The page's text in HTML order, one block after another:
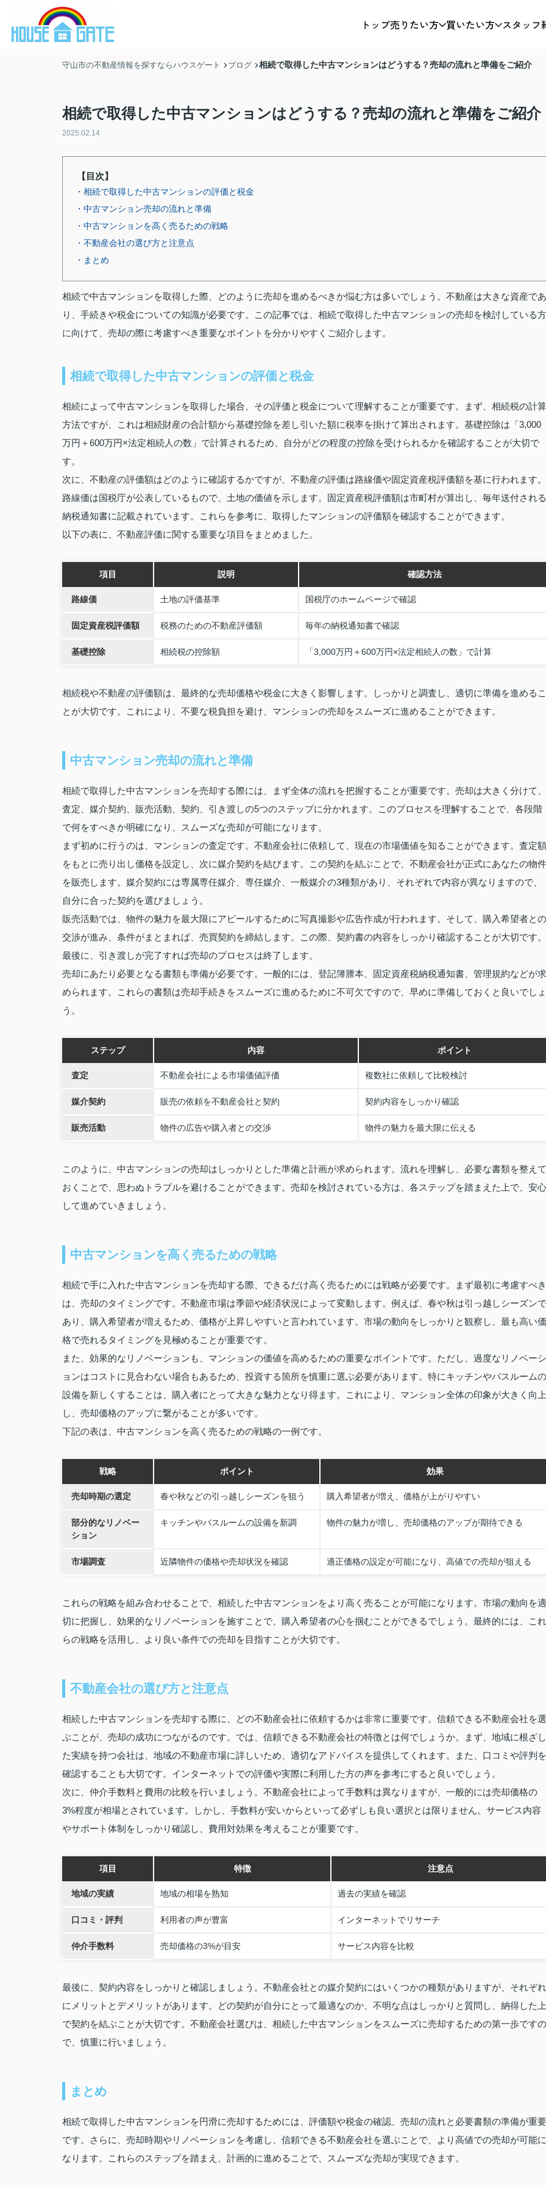
トップ売りたい方 買いたい方 スタッフ
守山市の不動産情報を探すならハウスゲート ブログ 相続で取得した中古マンションはどうする？売却の流れと準備をご紹介
相続で取得した中古マンションはどうする？売却の流れと準備をご紹介
2025.02.14
【目次】
・相続で取得した中古マンションの評価と税金
・中古マンション売却の流れと準備
・中古マンションを高く売るための戦略
・不動産会社の選び方と注意点
・まとめ
相続で中古マンションを取得した際、どのように売却を進めるべきか悩む方は多いでしょう。不動産は大きな資産であ
り、手続きや税金についての知識が必要です。この記事では、相続で取得した中古マンションの売却を検討している方
に向けて、売却の際に考慮すべき重要なポイントを分かりやすくご紹介します。
相続で取得した中古マンションの評価と税金
相続によって中古マンションを取得した場合、その評価と税金について理解することが重要です。まず、相続税の計算
方法ですが、これは相続財産の合計額から基礎控除を差し引いた額に税率を掛けて算出されます。基礎控除は「3,000
万円＋600万円×法定相続人の数」で計算されるため、自分がどの程度の控除を受けられるかを確認することが大切で
す。
次に、不動産の評価額はどのように確認するかですが、不動産の評価は路線価や固定資産税評価額を基に行われます。
路線価は国税庁が公表しているもので、土地の価値を示します。固定資産税評価額は市町村が算出し、毎年送付される
納税通知書に記載されています。これらを参考に、取得したマンションの評価額を確認することができます。
以下の表に、不動産評価に関する重要な項目をまとめました。
項目 説明 確認方法
路線価 土地の評価基準 国税庁のホームページで確認
固定資産税評価額 税務のための不動産評価額 毎年の納税通知書で確認
基礎控除 相続税の控除額 「3,000万円＋600万円×法定相続人の数」で計算
相続税や不動産の評価額は、最終的な売却価格や税金に大きく影響します。しっかりと調査し、適切に準備を進めるこ
とが大切です。これにより、不要な税負担を避け、マンションの売却をスムーズに進めることができます。
中古マンション売却の流れと準備
相続で取得した中古マンションを売却する際には、まず全体の流れを把握することが重要です。売却は大きく分けて、
査定、媒介契約、販売活動、契約、引き渡しの5つのステップに分かれます。このプロセスを理解することで、各段階
で何をすべきか明確になり、スムーズな売却が可能になります。
まず初めに行うのは、マンションの査定です。不動産会社に依頼して、現在の市場価値を知ることができます。査定額
をもとに売り出し価格を設定し、次に媒介契約を結びます。この契約を結ぶことで、不動産会社が正式にあなたの物件
を販売します。媒介契約には専属専任媒介、専任媒介、一般媒介の3種類があり、それぞれで内容が異なりますので、
自分に合った契約を選びましょう。
販売活動では、物件の魅力を最大限にアピールするために写真撮影や広告作成が行われます。そして、購入希望者との
交渉が進み、条件がまとまれば、売買契約を締結します。この際、契約書の内容をしっかり確認することが大切です。
最後に、引き渡しが完了すれば売却のプロセスは終了します。
売却にあたり必要となる書類も準備が必要です。一般的には、登記簿謄本、固定資産税納税通知書、管理規約などが求
められます。これらの書類は売却手続きをスムーズに進めるために不可欠ですので、早めに準備しておくと良いでしょ
う。
ステップ 内容 ポイント
査定 不動産会社による市場価値評価 複数社に依頼して比較検討
媒介契約 販売の依頼を不動産会社と契約 契約内容をしっかり確認
販売活動 物件の広告や購入者との交渉 物件の魅力を最大限に伝える
このように、中古マンションの売却はしっかりとした準備と計画が求められます。流れを理解し、必要な書類を整えて
おくことで、思わぬトラブルを避けることができます。売却を検討されている方は、各ステップを踏まえた上で、安心
して進めていきましょう。
中古マンションを高く売るための戦略
相続で手に入れた中古マンションを売却する際、できるだけ高く売るためには戦略が必要です。まず最初に考慮すべき
は、売却のタイミングです。不動産市場は季節や経済状況によって変動します。例えば、春や秋は引っ越しシーズンで
あり、購入希望者が増えるため、価格が上昇しやすいと言われています。市場の動向をしっかりと観察し、最も高い価
格で売れるタイミングを見極めることが重要です。
また、効果的なリノベーションも、マンションの価値を高めるための重要なポイントです。ただし、過度なリノベーシ
ョンはコストに見合わない場合もあるため、投資する箇所を慎重に選ぶ必要があります。特にキッチンやバスルームの
設備を新しくすることは、購入者にとって大きな魅力となり得ます。これにより、マンション全体の印象が大きく向上
し、売却価格のアップに繋がることが多いです。
下記の表は、中古マンションを高く売るための戦略の一例です。
戦略 ポイント 効果
売却時期の選定 春や秋などの引っ越しシーズンを狙う 購入希望者が増え、価格が上がりやすい
部分的なリノベー
ション
キッチンやバスルームの設備を新調 物件の魅力が増し、売却価格のアップが期待できる
市場調査 近隣物件の価格や売却状況を確認 適正価格の設定が可能になり、高値での売却が狙える
これらの戦略を組み合わせることで、相続した中古マンションをより高く売ることが可能になります。市場の動向を適
切に把握し、効果的なリノベーションを施すことで、購入希望者の心を掴むことができるでしょう。最終的には、これ
らの戦略を活用し、より良い条件での売却を目指すことが大切です。
不動産会社の選び方と注意点
相続した中古マンションを売却する際に、どの不動産会社に依頼するかは非常に重要です。信頼できる不動産会社を選
ぶことが、売却の成功につながるのです。では、信頼できる不動産会社の特徴とは何でしょうか。まず、地域に根ざし
た実績を持つ会社は、地域の不動産市場に詳しいため、適切なアドバイスを提供してくれます。また、口コミや評判を
確認することも大切です。インターネットでの評価や実際に利用した方の声を参考にすると良いでしょう。
次に、仲介手数料と費用の比較を行いましょう。不動産会社によって手数料は異なりますが、一般的には売却価格の
3%程度が相場とされています。しかし、手数料が安いからといって必ずしも良い選択とは限りません。サービス内容
やサポート体制をしっかり確認し、費用対効果を考えることが重要です。
項目 特徴 注意点
地域の実績 地域の相場を熟知 過去の実績を確認
口コミ・評判 利用者の声が豊富 インターネットでリサーチ
仲介手数料 売却価格の3%が目安 サービス内容を比較
最後に、契約内容をしっかりと確認しましょう。不動産会社との媒介契約にはいくつかの種類がありますが、それぞれ
にメリットとデメリットがあります。どの契約が自分にとって最適なのか、不明な点はしっかりと質問し、納得した上
で契約を結ぶことが大切です。不動産会社選びは、相続した中古マンションをスムーズに売却するための第一歩ですの
で、慎重に行いましょう。
まとめ
相続で取得した中古マンションを円滑に売却するためには、評価額や税金の確認、売却の流れと必要書類の準備が重要
です。さらに、売却時期やリノベーションを考慮し、信頼できる不動産会社を選ぶことで、より高値での売却が可能に
なります。これらのステップを踏まえ、計画的に進めることで、スムーズな売却が実現できます。